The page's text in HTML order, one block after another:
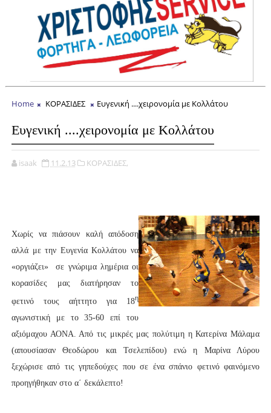
Home ΚΟΡΑΣΙΔΕΣ Ευγενική ....χειρονομία με Κολλάτου
Ευγενική ....χειρονομία με Κολλάτου
isaak 11.2.13 ΚΟΡΑΣΙΔΕΣ,
Χωρίς να πιάσουν καλή απόδοση
αλλά με την Ευγενία Κολλάτου να
«οργιάζει» σε γνώριμα λημέρια οι
κορασίδες μας διατήρησαν το
φετινό τους αήττητο για 18η
αγωνιστική με το 35-60 επί του
αξιόμαχου ΑΟΝΑ. Από τις μικρές μας πολύτιμη η Κατερίνα Μάλαμα
(απουσίασαν Θεοδώρου και Τσελεπίδου) ενώ η Μαρίνα Λύρου
ξεχώρισε από τις γηπεδούχες που σε ένα σπάνιο φετινό φαινόμενο
προηγήθηκαν στο α΄ δεκάλεπτο!